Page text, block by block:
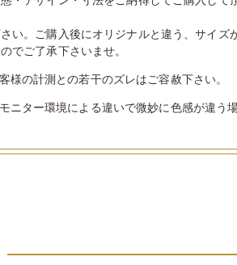
い。ご購入後にオリジナルと違う、サイズ
でご了承下さいませ。
の計測との若干のズレはご容赦下さい。
ニター環境による違いで微妙に色感が違う